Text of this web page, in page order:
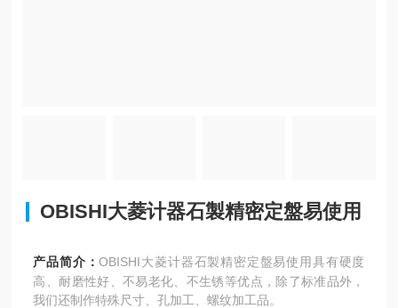
OBISHI大菱计器石製精密定盤易使用
产品简介：OBISHI大菱计器石製精密定盤易使用具有硬度
高、耐磨性好、不易老化、不生锈等优点，除了标准品外，
我们还制作特殊尺寸、孔加工、螺纹加工品。